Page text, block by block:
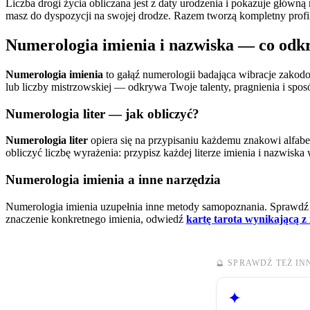
Liczba drogi życia obliczana jest z daty urodzenia i pokazuje
masz do dyspozycji na swojej drodze. Razem tworzą kompletny
Numerologia imienia i nazwiska — co
Numerologia imienia to gałąź numerologii badająca wibracje
lub liczby mistrzowskiej — odkrywa Twoje talenty, pragnienia i
Numerologia liter — jak obliczyć?
Numerologia liter opiera się na przypisaniu każdemu znakowi
obliczyć liczbę wyrażenia: przypisz każdej literze imienia i
Numerologia imienia a inne narzędzia
Numerologia imienia uzupełnia inne metody samopoznania. Sprawdź
znaczenie konkretnego imienia, odwiedź kartę tarota wynikającą z
🔮 SPRAWDŹ TEŻ
✦